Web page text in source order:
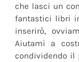
che lasci un
fantastici libri
inserirò,
Aiutami a
condividendo il